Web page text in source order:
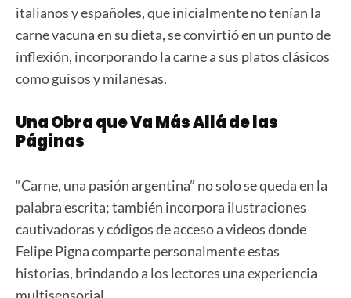
italianos y españoles, que inicialmente no tenían la
carne vacuna en su dieta, se convirtió en un punto de
inflexión, incorporando la carne a sus platos clásicos
como guisos y milanesas.
Una Obra que Va Más Allá de las
Páginas
“Carne, una pasión argentina” no solo se queda en la
palabra escrita; también incorpora ilustraciones
cautivadoras y códigos de acceso a videos donde
Felipe Pigna comparte personalmente estas
historias, brindando a los lectores una experiencia